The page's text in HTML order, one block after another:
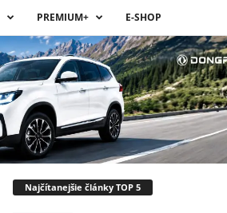
PREMIUM+ E-SHOP
Najčítanejšie články TOP 5